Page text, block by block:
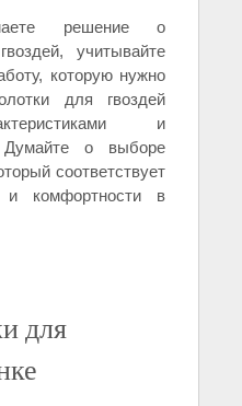
решение о
учитывайте
которую нужно
для гвоздей
и
Думайте о выборе
соответствует
и комфортности в
для